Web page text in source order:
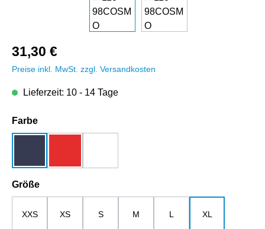
31,30 €
Preise inkl. MwSt. zzgl. Versandkosten
Lieferzeit: 10 - 14 Tage
Farbeauswählen
Größeauswählen
XXS XS S M L XL